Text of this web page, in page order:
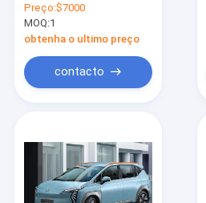
empresa estatal e
serviço pós-venda
garantido
Preço:$7000
MOQ:1
obtenha o ultimo preço
contacto